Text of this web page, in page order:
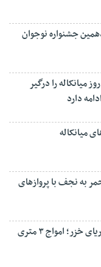
دوازدهمین جشنواره نوجوان
میانکاله را درگیر
دارد
میانکاله
به نجف با پروازهای
ممنوعیت ۲ روزه شنا در دریای خزر؛ امواج ۳ متری